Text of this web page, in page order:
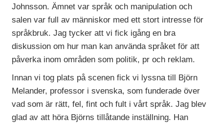
Johnsson. Ämnet var språk och manipulation och
salen var full av människor med ett stort intresse för
språkbruk. Jag tycker att vi fick igång en bra
diskussion om hur man kan använda språket för att
påverka inom områden som politik, pr och reklam.
Innan vi tog plats på scenen fick vi lyssna till Björn
Melander, professor i svenska, som funderade över
vad som är rätt, fel, fint och fult i vårt språk. Jag blev
glad av att höra Björns tillåtande inställning. Han